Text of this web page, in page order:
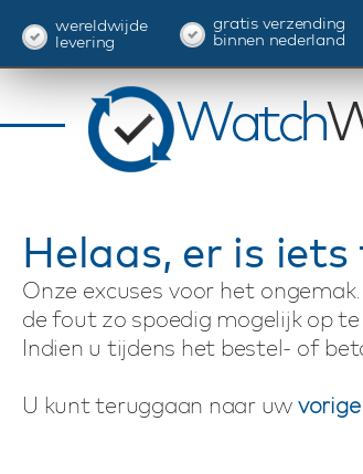
wereldwijde
levering
gratis verzending
binnen nederland
Helaas, er is
Onze excuses voor het
de fout zo spoedig mogelijk op te
Indien u tijdens het bestel- of
U kunt teruggaan naar uw